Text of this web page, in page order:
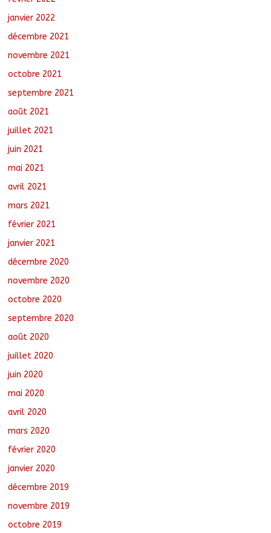
janvier 2022
décembre 2021
novembre 2021
octobre 2021
septembre 2021
août 2021
juillet 2021
juin 2021
mai 2021
avril 2021
mars 2021
février 2021
janvier 2021
décembre 2020
novembre 2020
octobre 2020
septembre 2020
août 2020
juillet 2020
juin 2020
mai 2020
avril 2020
mars 2020
février 2020
janvier 2020
décembre 2019
novembre 2019
octobre 2019